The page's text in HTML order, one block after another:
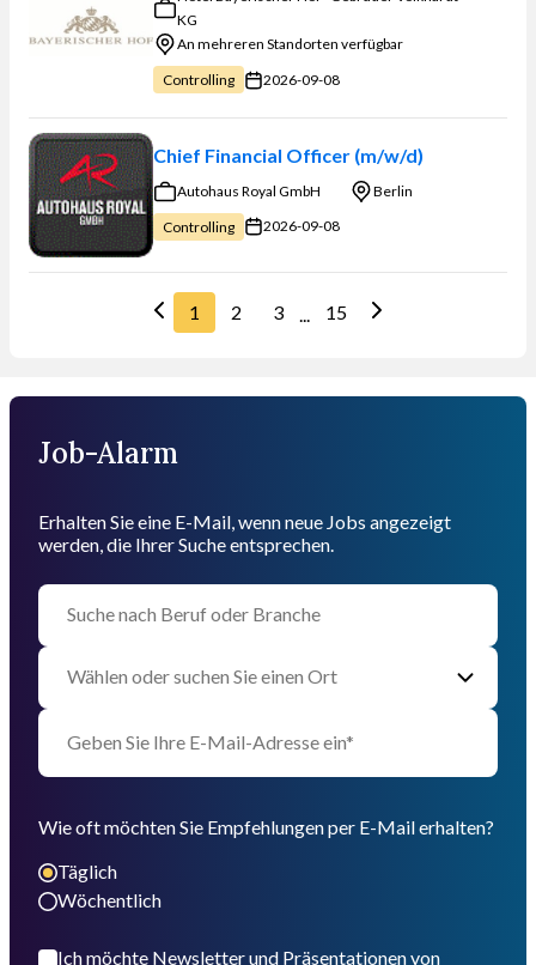
KG
An mehreren Standorten verfügbar
Controlling
2026-09-08
Chief Financial Officer (m/w/d)
Autohaus Royal GmbH
Berlin
Controlling
2026-09-08
1 2 3 ... 15
Job-Alarm
Erhalten Sie eine E-Mail, wenn neue Jobs angezeigt
werden, die Ihrer Suche entsprechen.
Wie oft möchten Sie Empfehlungen per E-Mail erhalten?
Täglich
Wöchentlich
Ich möchte Newsletter und Präsentationen von